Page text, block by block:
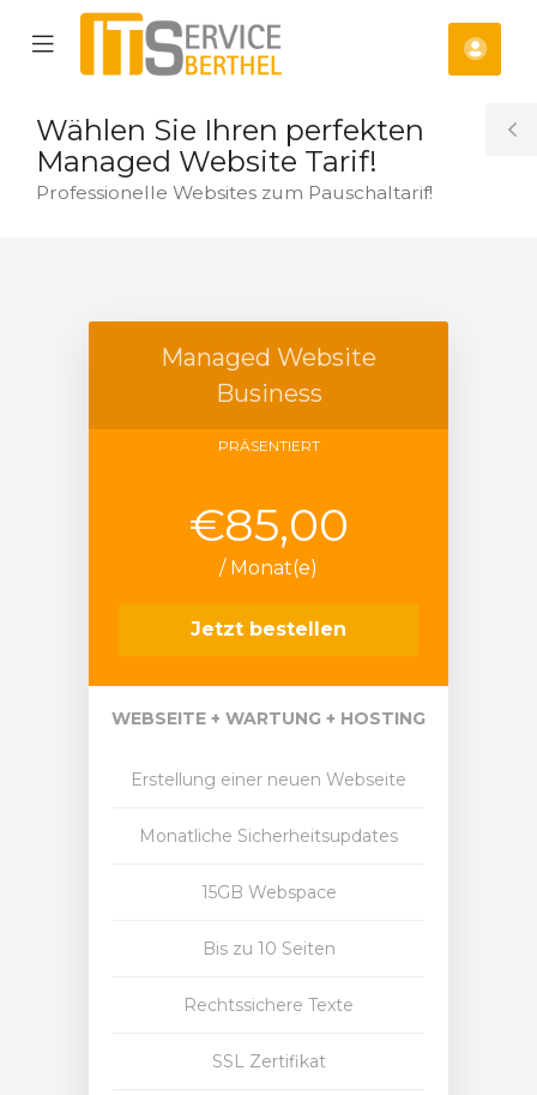
Mobile
Wählen Sie Ihren perfekten
Managed Website Tarif!
Professionelle Websites zum Pauschaltarif!
Managed Website
Business
PRÄSENTIERT
€85,00
/ Monat(e)
Jetzt bestellen
WEBSEITE + WARTUNG + HOSTING
Erstellung einer neuen Webseite
Monatliche Sicherheitsupdates
15GB Webspace
Bis zu 10 Seiten
Rechtssichere Texte
SSL Zertifikat